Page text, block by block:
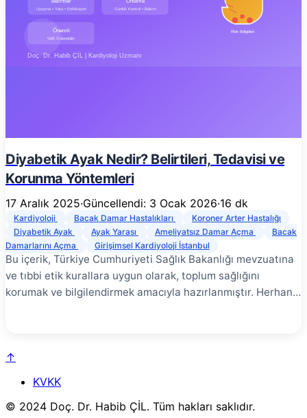
hastalığının ne olduğunu, belirtilerini, risk faktörlerini, tanı
yöntemlerini ve tedavi seçeneklerini detaylı olarak ele
alınmaktadır. Periferik Arter Hastalığı Nedir? # Periferik
arter hastalığı, kalp ve beyin dışındaki arterlerin
birikmesi sürecinin sonucunda gelişir.
Diyabetik Ayak Nedir? Belirtileri, Tedavisi ve
Korunma Yöntemleri
17 Aralık 2025·Güncellendi: 3 Ocak 2026·16 dk
Kardiyoloji Bacak Damar Hastalıkları
Koroner Arter Hastalığı
Diyabetik Ayak
Ayak Yarası Ameliyatsız Damar Açma
Bacak
Damarlarını Açma
Girişimsel Kardiyoloji İstanbul
Bu içerik, Türkiye Cumhuriyeti Sağlık Bakanlığı mevzuatına
ve tıbbi etik kurallara uygun olarak, toplum sağlığını
korumak ve bilgilendirmek amacıyla hazırlanmıştır. Herhangi
etkileyen ciddi bir komplikasyondur. Sinir hasarı (nöropati)
çıkan bu durum, yara oluşumu, enfeksiyon ve ampütasyon
riskini önemli ölçüde artırır. Ancak iyi haber şu ki, diyabetik
↑
KVKK
© 2024 Doç. Dr. Habib ÇİL. Tüm hakları saklıdır.